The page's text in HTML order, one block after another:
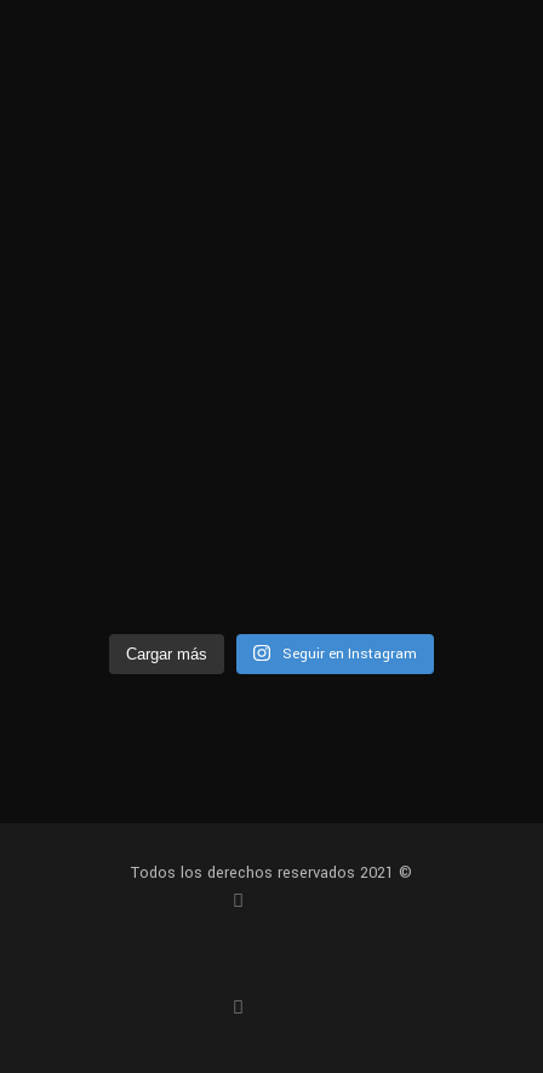
Cargar más Seguir en Instagram
Todos los derechos reservados 2021 ©